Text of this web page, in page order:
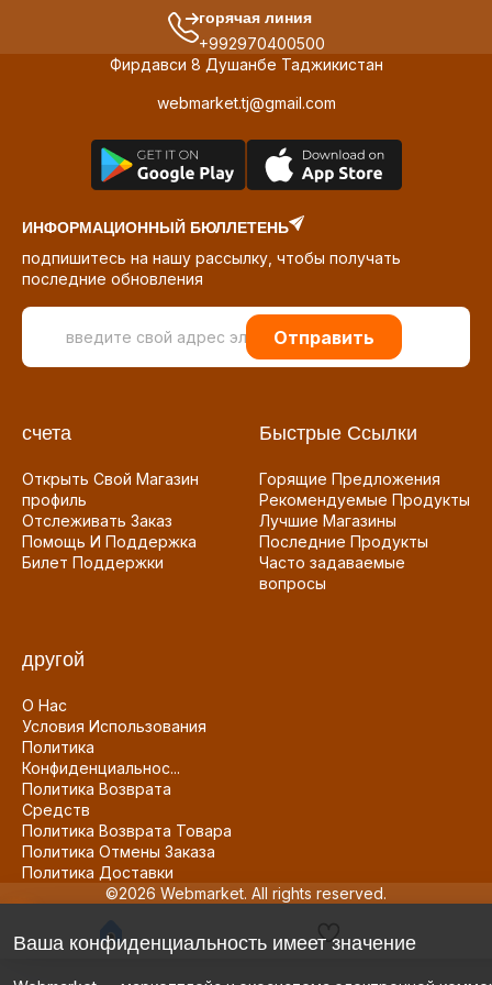
горячая линия
+992970400500
Фирдавси 8 Душанбе Таджикистан
webmarket.tj@gmail.com
ИНФОРМАЦИОННЫЙ БЮЛЛЕТЕНЬ
подпишитесь на нашу рассылку, чтобы получать
последние обновления
Отправить
счета
Открыть Свой Магазин
профиль
Отслеживать Заказ
Помощь И Поддержка
Билет Поддержки
Быстрые Ссылки
Горящие Предложения
Рекомендуемые Продукты
Лучшие Магазины
Последние Продукты
Часто задаваемые
вопросы
другой
О Нас
Условия Использования
Политика
Конфиденциальнос...
Политика Возврата
Средств
Политика Возврата Товара
Политика Отмены Заказа
Политика Доставки
©2026 Webmarket. All rights reserved.
Ваша конфиденциальность имеет значение